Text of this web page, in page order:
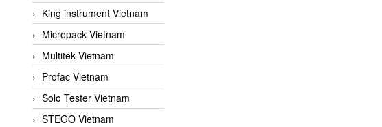
King instrument Vietnam
Micropack Vietnam
Multitek Vietnam
Profac Vietnam
Solo Tester Vietnam
STEGO Vietnam